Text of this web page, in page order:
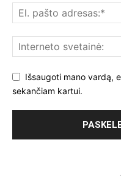
Išsaugoti mano vardą,
sekančiam kartui.